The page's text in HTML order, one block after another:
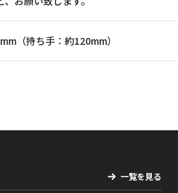
（持ち手：約120mm）
一覧を見る